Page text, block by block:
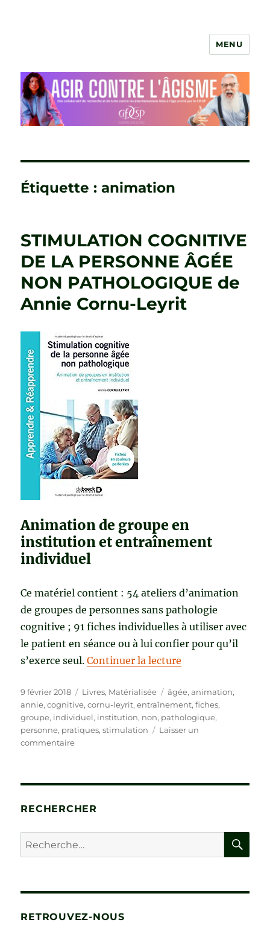
MENU
Étiquette :animation
STIMULATION COGNITIVE
DE LA PERSONNE ÂGÉE
NON PATHOLOGIQUE de
Annie Cornu-Leyrit
Animation de groupe en
institution et entraînement
individuel
Ce matériel contient : 54 ateliers d’animation
de groupes de personnes sans pathologie
cognitive ; 91 fiches individuelles à utiliser avec
le patient en séance ou à lui confier pour qu’il
s’exerce seul.Continuer la lecture
Publié
le
9 février 2018 Catégories
Livres, Matérialisée Étiquettes
âgée,animation,
annie,cognitive,cornu-leyrit,entraînement,fiches,
groupe, individuel, institution, non, pathologique,
personne, pratiques,stimulation
Laisser un
commentairesur
PERSONNE
NON
PATHOLOGIQUE
de
Leyrit
RECHERCHER
Recherche
pour :
RETROUVEZ-NOUS